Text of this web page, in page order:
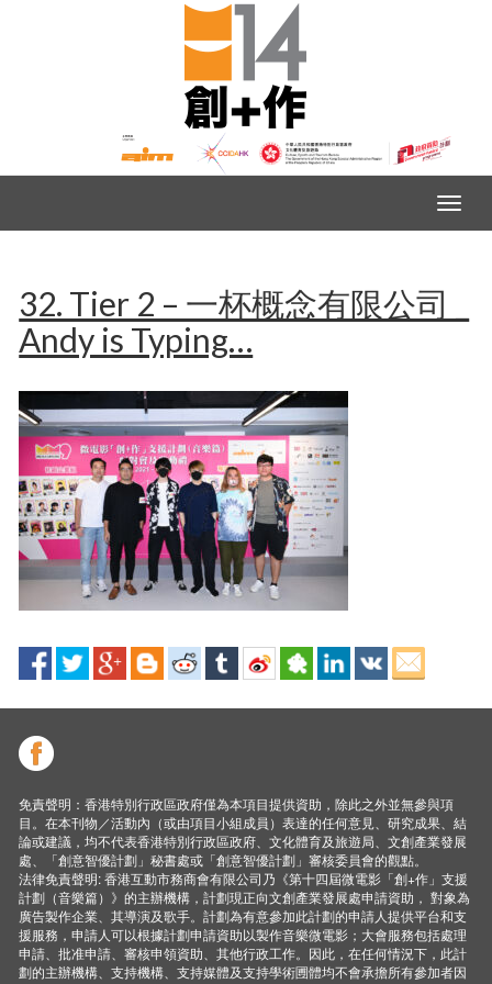
32. Tier 2 – 一杯概念有限公司 _
Andy is Typing…
免責聲明：香港特別行政區政府僅為本項目提供資助，除此之外並無參與項
目。在本刊物／活動內（或由項目小組成員）表達的任何意見、研究成果、結
論或建議，均不代表香港特別行政區政府、文化體育及旅遊局、文創產業發展
處、「創意智優計劃」秘書處或「創意智優計劃」審核委員會的觀點。
法律免責聲明: 香港互動市務商會有限公司乃《第十四屆微電影「創+作」支援
計劃（音樂篇）》的主辦機構，計劃現正向文創產業發展處申請資助， 對象為
廣告製作企業、其導演及歌手。計劃為有意參加此計劃的申請人提供平台和支
援服務，申請人可以根據計劃申請資助以製作音樂微電影；大會服務包括處理
申請、批准申請、審核申領資助、其他行政工作。因此，在任何情況下，此計
劃的主辦機構、支持機構、支持媒體及支持學術圑體均不會承擔所有參加者因